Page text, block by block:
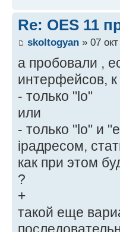
Re: OES 11
skoltogyan » 07
а пробовали ,
интерфейсов,
- только "lo"
или
- только "lo" и
ipадресом,
как при этом
?
+
такой еще